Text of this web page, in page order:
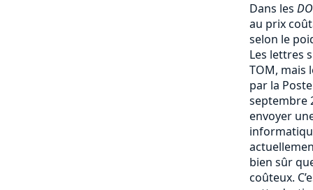
Dans les
au prix
selon le
Les lettres
TOM, mais
par la
septembre
envoyer
bien sûr
coûteux.